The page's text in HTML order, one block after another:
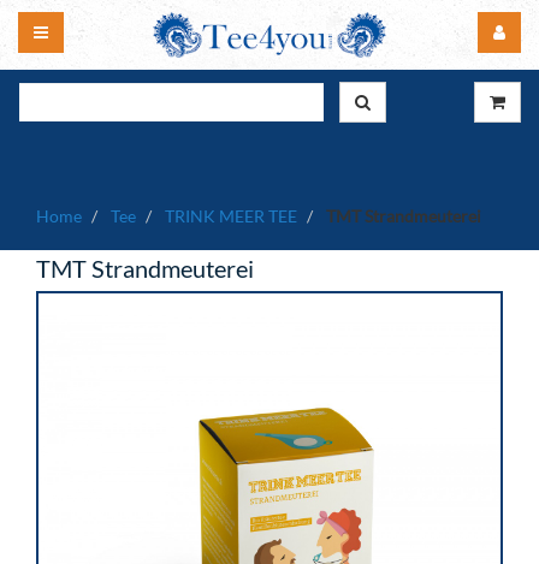
Home Tee TRINK MEER TEE TMT Strandmeuterei
TMT Strandmeuterei